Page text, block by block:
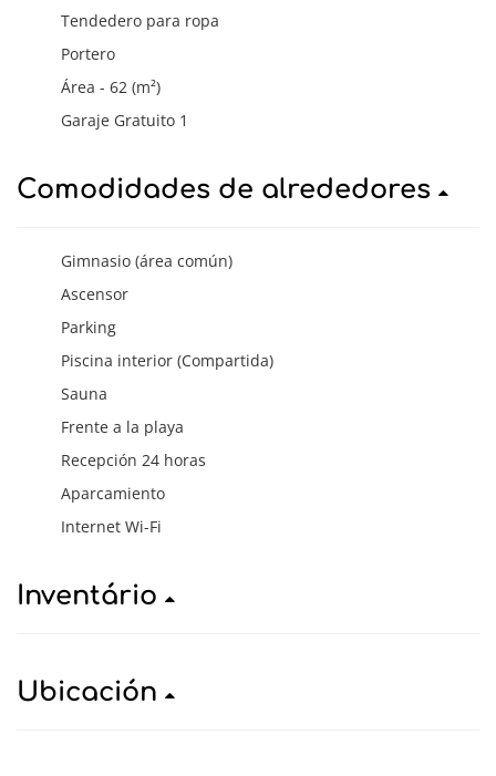
Tendedero para ropa
Portero
Área - 62 (m²)
Garaje Gratuito 1
Comodidades de alrededores
Gimnasio (área común)
Ascensor
Parking
Piscina interior (Compartida)
Sauna
Frente a la playa
Recepción 24 horas
Aparcamiento
Internet Wi-Fi
Inventário
Ubicación